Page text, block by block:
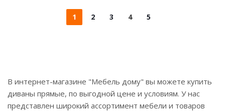
1 2 3 4 5
В интернет-магазине "Мебель дому" вы можете купить
диваны прямые, по выгодной цене и условиям. У нас
представлен широкий ассортимент мебели и товаров